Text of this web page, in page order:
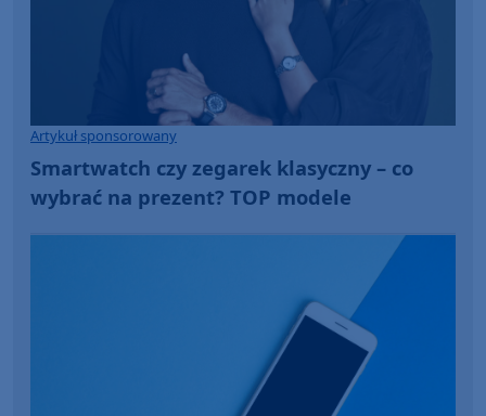
Artykuł sponsorowany
Smartwatch czy zegarek klasyczny – co
wybrać na prezent? TOP modele